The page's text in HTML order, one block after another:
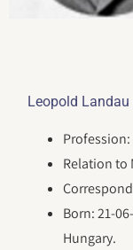
Leopold
Profession:
Relation to
Born: 21-
Hungary.